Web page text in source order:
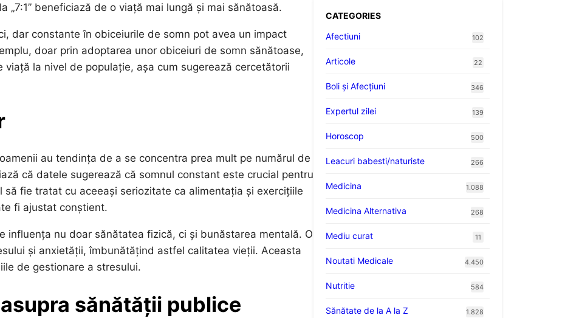
beneficiază de o viață mai lungă și mai sănătoasă.
dar constante în obiceiurile de somn pot avea un impact
doar prin adoptarea unor obiceiuri de somn sănătoase,
la nivel de populație, așa cum sugerează cercetătorii
au tendința de a se concentra prea mult pe numărul de
că datele sugerează că somnul constant este crucial pentru
fie tratat cu aceeași seriozitate ca alimentația și exercițiile
fi ajustat conștient.
influența nu doar sănătatea fizică, ci și bunăstarea mentală. O
și anxietății, îmbunătățind astfel calitatea vieții. Aceasta
de gestionare a stresului.
sănătății publice
CATEGORIES
Afectiuni
102
Articole 22
Boli și Afecțiuni 346
Expertul zilei 139
Horoscop 500
Leacuri babesti/naturiste 266
Medicina 1.088
Medicina Alternativa 268
Mediu curat 11
Noutati Medicale 4.450
Nutritie 584
Sănătate de la A la Z 1.828